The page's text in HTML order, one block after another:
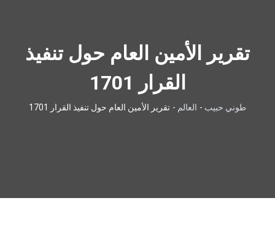
تقرير الأمين العام حول تنفيذ
القرار 1701
طوني حبيب - العالم - تقرير الأمين العام حول تنفيذ القرار 1701